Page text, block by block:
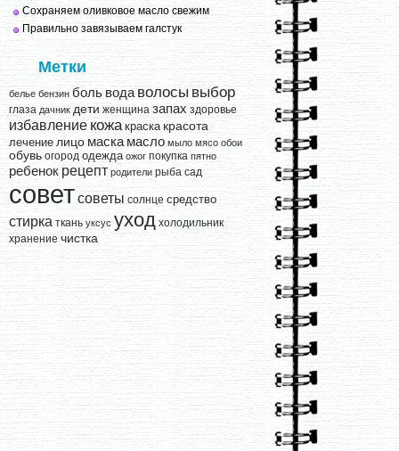
Сохраняем оливковое масло свежим
Правильно завязываем галстук
Метки
белье бензин боль вода волосы выбор
глаза дачник дети женщина запах здоровье
избавление кожа краска красота
лечение лицо маска масло мыло мясо обои
обувь огород одежда ожог покупка пятно
ребенок рецепт родители рыба сад
советсоветы солнце средство
стирка ткань уксус уход холодильник
хранение чистка